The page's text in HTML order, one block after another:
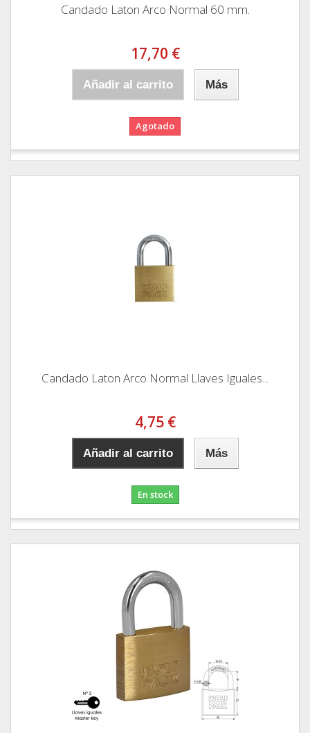
Candado Laton Arco Normal 60 mm.
17,70 €
Añadir al carrito Más
Agotado
Candado Laton Arco Normal Llaves Iguales...
4,75 €
Añadir al carrito Más
En stock